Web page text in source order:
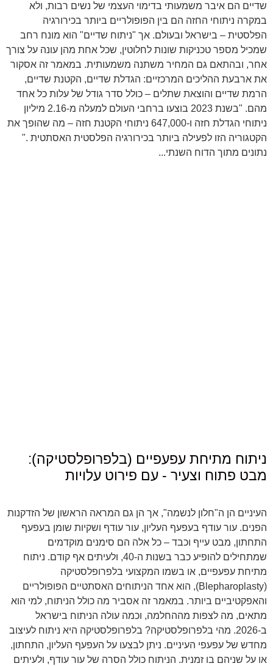
שדיים הם איבר משמעותי בדימוי העצמי של נשים רבות, ולא
במקרה ניתוחי החזה הם בין הפופולריים ביותר בכירורגיה
הפלסטית – בישראל ובעולם. אך "ניתוח שדיים" הוא מונח רחב
שמכיל מספר טכניקות שונות לחלוטין, שכל אחת מהן עונה על צורך
אחר, ובהתאם גם המחיר משתנה משמעותית. במאמר זה אסקור
את ארבעת ההליכים המרכזיים: הגדלת שדיים, הקטנת שדיים,
הרמת שדיים והוצאת שתלים – כולל סדר גודל של עלות כל אחד
מהם. "בשנת 2023 בוצעו ברחבי העולם למעלה מ-2.16 מיליון
ניתוחי הגדלת חזה ו-647,000 ניתוחי הקטנת חזה – מה שהופך את
הקטגוריה הזו לפעילה ביותר בכירורגיה הפלסטית האסתטית ."
נתונים מתוך הדוח השנתי...
ניתוח מתיחת עפעפיים (בלפרופלסטיקה):
מבט פתוח וצעיר - עם פירוט עלויות
העיניים הן ה"חלון לנשמה", אך הן גם המראה הראשון של הזדקנות
הפנים. עור עודף בעפעף העליון, עור עודף ושקיות שומן בעפעף
התחתון, מבט עייף וכבד – כל אלה הם סימנים מוקדמים
שמתחילים להופיע כבר בשנות ה-40, ולעיתים אף קודם. ניתוח
מתיחת עפעפיים, או בשמו המקצועי בלפרופלסטיקה
(Blepharoplasty), הוא אחד הניתוחים האסתטיים הפופולריים
והאפקטיביים ביותר. במאמר זה אסביר מה כולל הניתוח, למי הוא
מתאים, מה לצפות מההחלמה, וכמה עולה הניתוח בישראל
ב-2026. מהי בלפרופלסטיקה? בלפרופלסטיקה היא ניתוח לעיצוב
מחדש של עפעפי העיניים. ניתן לבצעו על העפעף העליון, התחתון,
או על שניהם בו זמנית. הניתוח כולל הסרה של עור עודף, ולעיתים